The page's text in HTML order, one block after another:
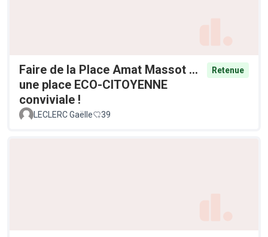
Faire de la Place Amat Massot ...
une place ECO-CITOYENNE
conviviale !
Retenue
LECLERC Gaëlle 39